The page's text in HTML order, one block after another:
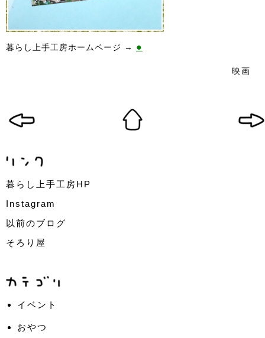
暮らし上手工房ホームページ → ●
映画
暮らし上手工房HP
Instagram
以前のブログ
そろり屋
イベント
おやつ